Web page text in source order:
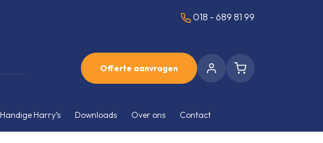
018 - 689 81 99
Offerte aanvragen
Handige Harry’s Downloads Over ons Contact